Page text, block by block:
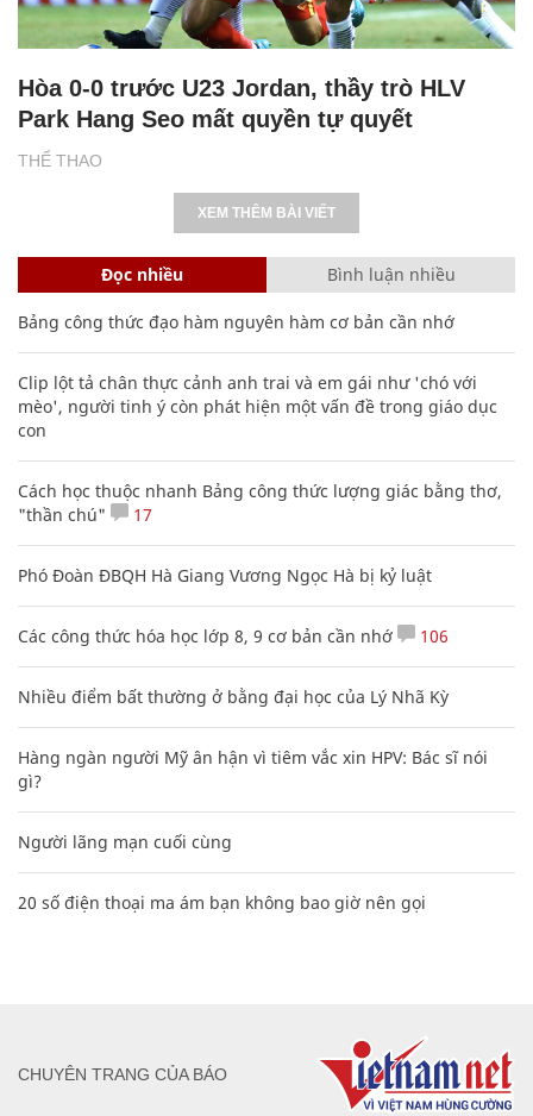
THỂ THAO
Hòa 0-0 trước U23 Jordan, thầy trò HLV
Park Hang Seo mất quyền tự quyết
XEM THÊM BÀI VIẾT
Đọc nhiều Bình luận nhiều
Bảng công thức đạo hàm nguyên hàm cơ bản cần nhớ
Clip lột tả chân thực cảnh anh trai và em gái như 'chó với
mèo', người tinh ý còn phát hiện một vấn đề trong giáo dục
con
Cách học thuộc nhanh Bảng công thức lượng giác bằng thơ,
"thần chú"
17
Phó Đoàn ĐBQH Hà Giang Vương Ngọc Hà bị kỷ luật
Các công thức hóa học lớp 8, 9 cơ bản cần nhớ 106
Nhiều điểm bất thường ở bằng đại học của Lý Nhã Kỳ
Hàng ngàn người Mỹ ân hận vì tiêm vắc xin HPV: Bác sĩ nói
gì?
Người lãng mạn cuối cùng
20 số điện thoại ma ám bạn không bao giờ nên gọi
CHUYÊN TRANG CỦA BÁO